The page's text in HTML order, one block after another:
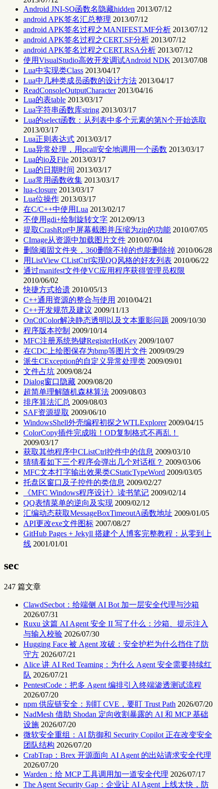
Android JNI-SO函数名隐藏hidden 2013/07/12
android APK签名汇总整理 2013/07/12
android APK签名过程之MANIFEST.MF分析 2013/07/12
android APK签名过程之CERT.SF分析 2013/07/12
android APK签名过程之CERT.RSA分析 2013/07/12
使用VisualStudio高效开发调试Android NDK 2013/07/08
Lua中实现类Class 2013/04/17
Lua中几种类成员函数的设计方法 2013/04/17
ReadConsoleOutputCharacter 2013/04/16
Lua的表table 2013/03/17
Lua字符串函数库string 2013/03/17
Lua的select函数：从列表中多个元素的第N个开始选取
2013/03/17
Lua正则表达式 2013/03/17
Lua异常处理，用pcall安全地调用一个函数 2013/03/17
Lua的io及File 2013/03/17
Lua的日期时间 2013/03/17
Lua常用函数收集 2013/03/17
lua-closure 2013/03/17
Lua位操作 2013/03/17
在C/C++中使用Lua 2013/02/17
不使用gdi+绘制旋转文字 2012/09/13
提取CrashRpt中屏幕截图并压缩为zip的功能 2010/07/05
CImage从资源中加载图片文件 2010/07/04
删除顽固文件夹，360删除不掉的也能删除掉 2010/06/28
用ListView CListCtrl实现QQ风格的好友列表 2010/06/22
通过manifest文件使VC应用程序获得管理员权限
2010/06/02
快捷方式拾遗 2010/05/13
C++通用资源的整合与使用 2010/04/21
C++开发规范及建议 2009/11/13
OnCtlColor解决静态透明以及文本重影问题 2009/10/30
程序版本控制 2009/10/14
MFC注册系统热键RegisterHotKey 2009/10/07
在CDC上绘图保存为bmp等图片文件 2009/09/29
派生CException的自定义异常处理类 2009/09/01
文件占坑 2009/08/24
Dialog窗口隐藏 2009/08/20
超简单理解随机森林算法 2009/08/03
排序算法汇总 2009/08/03
SAF资源提取 2009/06/10
WindowsShell外壳编程初探之WTLExplorer 2009/04/15
ColorCopy插件完成啦！OD复制格式不再乱！
2009/03/17
获取其他程序中CListCtrl控件中的信息 2009/03/10
猜猜看如下三个程序会弹出几个对话框？ 2009/03/06
MFC文本打字输出效果类CStaticTypeWord 2009/03/05
托盘区窗口及子控件的类信息 2009/02/27
《MFC Windows程序设计》读书笔记 2009/02/14
QQ表情菜单的逆向及实现 2009/02/12
汇编动态获取MessageBoxTimeoutA函数地址 2009/01/05
API更改exe文件图标 2007/08/27
GitHub Pages + Jekyll 搭建个人博客完整教程：从零到上
线 2001/01/01
sec
247 篇文章
ClawdSecbot：给端侧 AI Bot 加一层安全代理与沙箱
2026/07/31
Ruxu 这篇 AI Agent 安全 II 写了什么：沙箱、提示注入
与输入校验 2026/07/30
Hugging Face 被 Agent 攻破：安全护栏为什么挡住了防
守方 2026/07/21
Alice 讲 AI Red Teaming：为什么 Agent 安全需要持续红
队 2026/07/21
PentestCode：把多 Agent 编排引入终端渗透测试流程
2026/07/20
npm 供应链安全：别盯 CVE，要盯 Trust Path 2026/07/20
NadMesh 借助 Shodan 定向收割暴露的 AI 和 MCP 基础
设施 2026/07/20
微软安全重组：AI 防御和 Security Copilot 正在改变安全
团队结构 2026/07/20
CrabTrap：Brex 开源面向 AI Agent 的出站请求安全代理
2026/07/20
Warden：给 MCP 工具调用加一道安全代理 2026/07/17
The Agent Security Gap：企业让 AI Agent 上线太快，防